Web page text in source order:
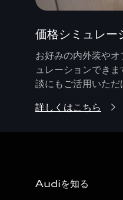
価格シミュレー
お好みの内外装や
ュレーションでき
談にもご活用いただ
詳しくはこちら
Audiを知る